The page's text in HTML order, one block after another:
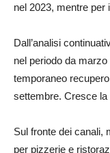
nel 2023, mentre per
Dall’analisi
nel periodo da
temporaneo
settembre. Cresce
Sul fronte dei canali,
per pizzerie e